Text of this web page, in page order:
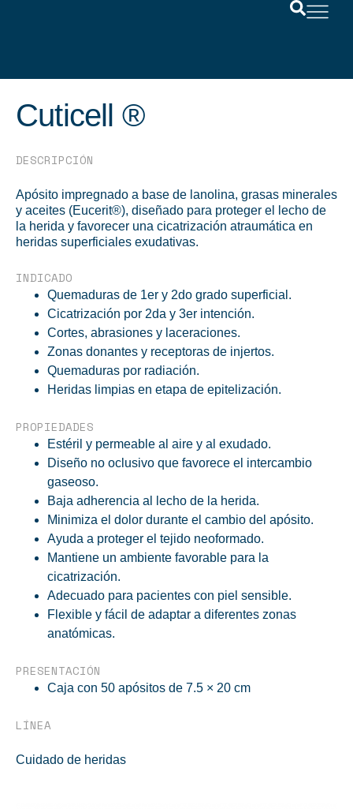
Cuticell ®
DESCRIPCIÓN
Apósito impregnado a base de lanolina, grasas minerales
y aceites (Eucerit®), diseñado para proteger el lecho de
la herida y favorecer una cicatrización atraumática en
heridas superficiales exudativas.
INDICADO
Quemaduras de 1er y 2do grado superficial.
Cicatrización por 2da y 3er intención.
Cortes, abrasiones y laceraciones.
Zonas donantes y receptoras de injertos.
Quemaduras por radiación.
Heridas limpias en etapa de epitelización.
PROPIEDADES
Estéril y permeable al aire y al exudado.
Diseño no oclusivo que favorece el intercambio
gaseoso.
Baja adherencia al lecho de la herida.
Minimiza el dolor durante el cambio del apósito.
Ayuda a proteger el tejido neoformado.
Mantiene un ambiente favorable para la
cicatrización.
Adecuado para pacientes con piel sensible.
Flexible y fácil de adaptar a diferentes zonas
anatómicas.
PRESENTACIÓN
Caja con 50 apósitos de 7.5 × 20 cm
LÍNEA
Cuidado de heridas